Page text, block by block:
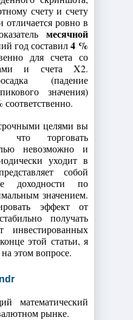
счету и счету
ровно в
месячной
год составил4 %
для счета со
и счета X2.
(падение
значения)
соответственно.
целями вы
что торговать
невозможно и
уходит в
собой
доходности по
значением.
эффект от
получать
этой статьи, я
этом вопросе.
математический
рынке.